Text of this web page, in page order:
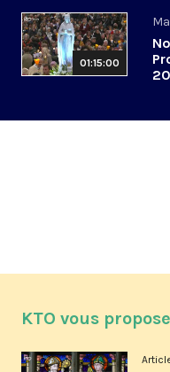
01:15:00
KTO vous propose